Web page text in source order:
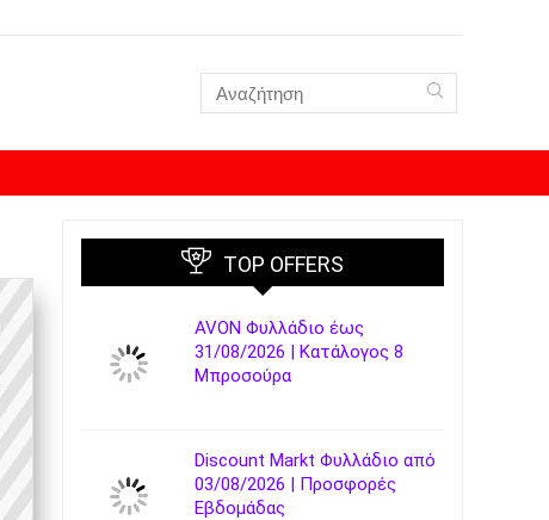
TOP OFFERS
AVON Φυλλάδιο έως
31/08/2026 | Κατάλογος 8
Μπροσούρα
Discount Markt Φυλλάδιο από
03/08/2026 | Προσφορές
Εβδομάδας